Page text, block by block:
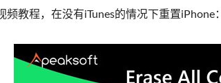
频教程，在没有iTunes的情况下重置iPhone：